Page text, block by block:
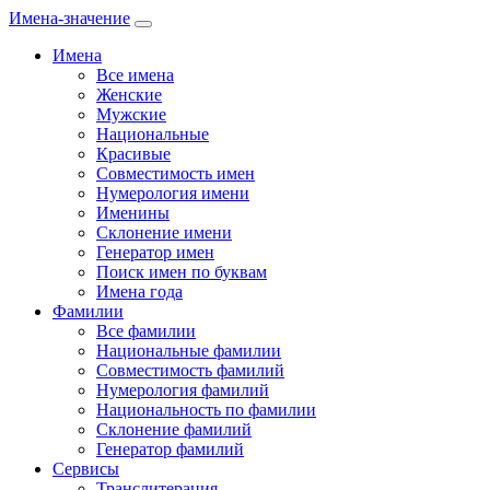
Имена-значение
Имена
Все имена
Женские
Мужские
Национальные
Красивые
Совместимость имен
Нумерология имени
Именины
Склонение имени
Генератор имен
Поиск имен по буквам
Имена года
Фамилии
Все фамилии
Национальные фамилии
Совместимость фамилий
Нумерология фамилий
Национальность по фамилии
Склонение фамилий
Генератор фамилий
Сервисы